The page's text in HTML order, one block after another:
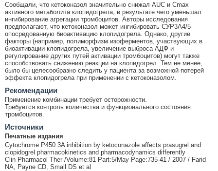
Сообщали, что кетоконазол значительно снижал AUC и Cmax
активного метаболита клопидогрела, в результате чего уменьшал
ингибирование агрегации тромбоцитов. Авторы исследования
предполагают, что кетоконазол может ингибировать СУР3А4/5-
опосредованную биоактивацию клопидогрела. Однако, другие
факторы (например, полиморфизм изоферментов, участвующих в
биоактивации клопидогрела, увеличение выброса АДФ и
регулирование других путей активации тромбоцитов) могут также
способствовать снижению реакции на клопидогрел. Тем не менее,
было бы целесообразно следить у пациента за возможной потерей
эффекта клопидогрела при применении с кетоконазолом.
Рекомендации
Применение комбинации требует осторожности.
Требуется контроль количества и функционального состояния
тромбоцитов.
Источники
Печатные издания
Cytochrome P450 3A inhibition by ketoconazole affects prasugrel and
clopidogrel pharmacokinetics and pharmacodynamics differently
Clin Pharmacol Ther /Volume:81 Part:5/May Page:735-41 / 2007 / Farid
NA, Payne CD, Small DS et al